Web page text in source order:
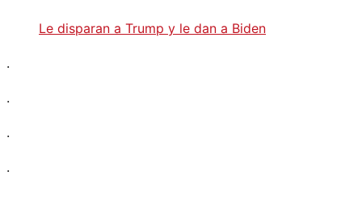
Le disparan a Trump y le dan a Biden
.
.
.
.